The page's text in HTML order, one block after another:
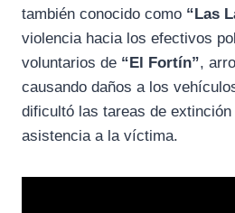
también conocido como “Las
violencia hacia los efectivos
voluntarios de “El Fortín”,
causando daños a los
dificultó las tareas de
asistencia a la víctima.